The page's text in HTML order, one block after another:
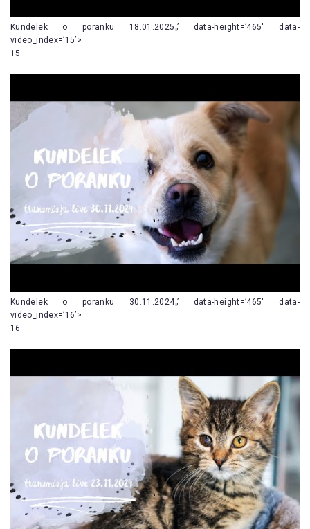
Kundelek o poranku 18.01.2025„’ data-height=’465′ data-
video_index=’15’>
15
Kundelek o poranku 30.11.2024„’ data-height=’465′ data-
video_index=’16’>
16